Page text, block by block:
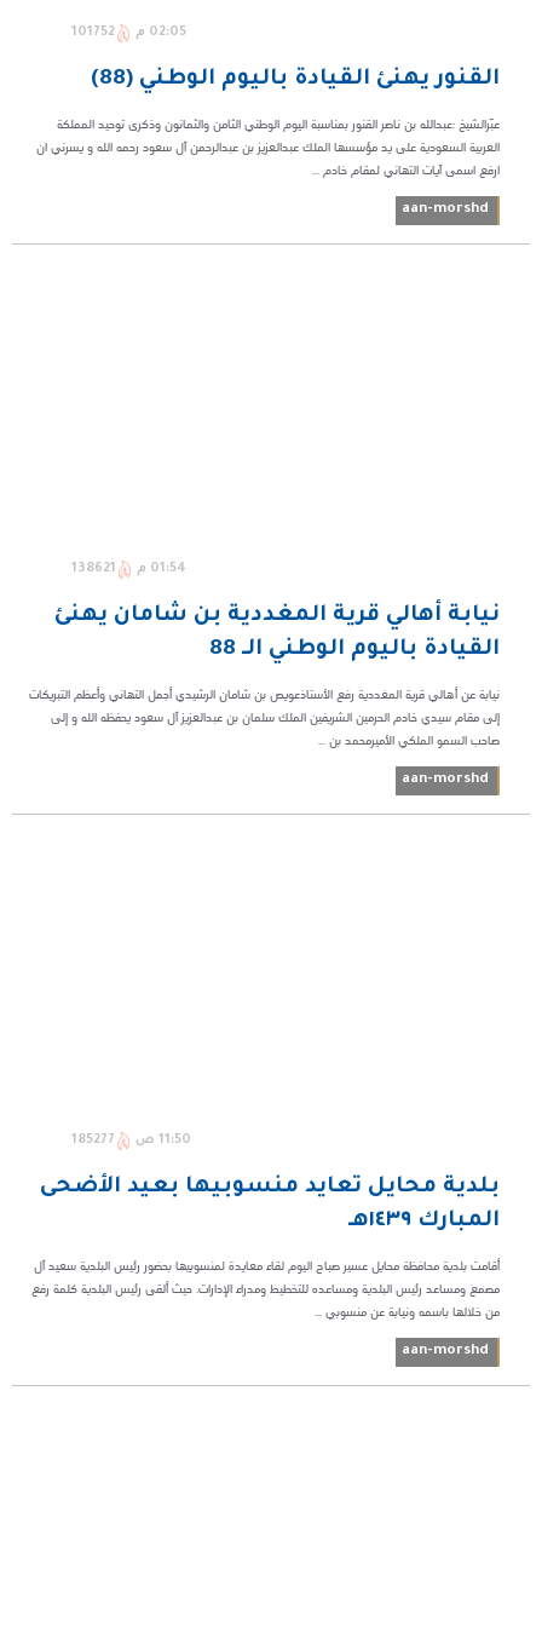
02:05 م 101752
القنور يهنئ القيادة باليوم الوطني (88)
عبّرالشيخ :عبدالله بن ناصر القنور بمناسبة اليوم الوطني الثامن والثمانون وذكرى توحيد المملكة
العربية السعودية على يد مؤسسها الملك عبدالعزيز بن عبدالرحمن آل سعود رحمه الله و يسرني ان
ارفع اسمى آيات التهاني لمقام خادم ...
aan-morshd
01:54 م 138621
نيابة أهالي قرية المغددية بن شامان يهنئ
القيادة باليوم الوطني الـ 88
نيابة عن أهالي قرية المغددية رفع الأستاذعويص بن شامان الرشيدي أجمل التهاني وأعظم التبريكات
إلى مقام سيدي خادم الحرمين الشريفين الملك سلمان بن عبدالعزيز آل سعود يحفظه الله و إلى
صاحب السمو الملكي الأميرمحمد بن ...
aan-morshd
11:50 ص 185277
بلدية محايل تعايد منسوبيها بعيد الأضحى
المبارك ١٤٣٩هـ
أقامت بلدية محافظة محايل عسير صباح اليوم لقاء معايدة لمنسوبيها بحضور رئيس البلدية سعيد آل
مصمع ومساعد رئيس البلدية ومساعده للتخطيط ومدراء الإدارات. حيث ألقى رئيس البلدية كلمة رفع
من خلالها باسمه ونيابة عن منسوبي ...
aan-morshd